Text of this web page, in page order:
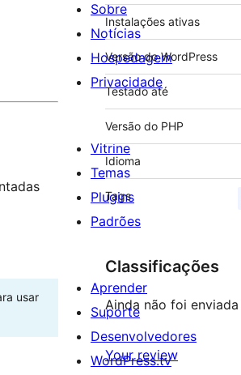
usar
Instalações ativas
Versão do WordPress
Testado até
Versão do PHP
Idioma
Tags
Classificações
Ainda não foi
Your review
Sobre
Notícias
Hospedagem
Privacidade
Vitrine
Temas
Plugins
Padrões
Aprender
Suporte
Desenvolvedores
WordPress.tv